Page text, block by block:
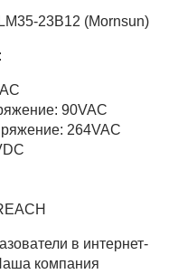
23B12 (Mornsun)
:
90VAC
264VAC
в интернет-
компания